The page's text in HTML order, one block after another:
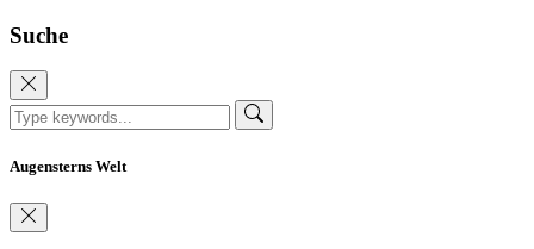
Suche
Augensterns Welt